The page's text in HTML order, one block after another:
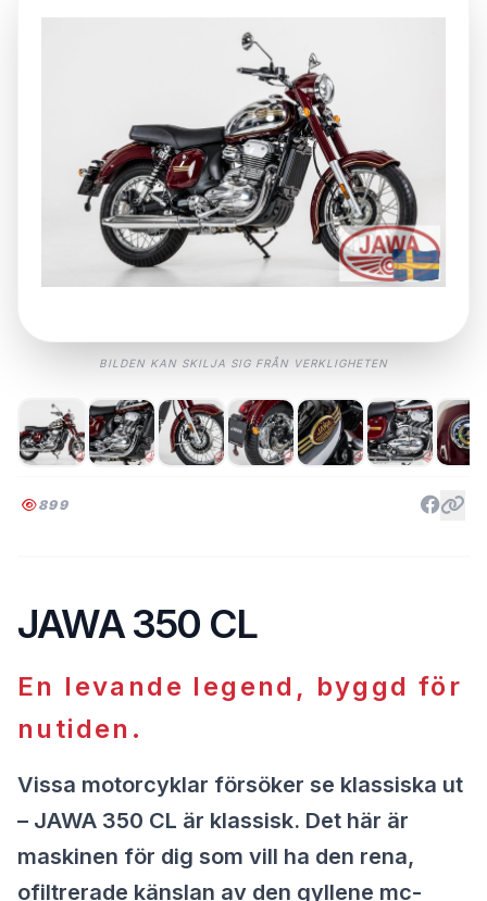
Du har rätt att när som helst begära utdrag på vilken
information vi har om dig, eller begära att dina
uppgifter raderas. Kontakta oss på
kundtjanst@kastberga.se.
GODKÄNN ALLT
BILDEN KAN SKILJA SIG FRÅN VERKLIGHETEN
899
JAWA 350 CL
En levande legend, byggd för
nutiden.
Vissa motorcyklar försöker se klassiska ut
– JAWA 350 CL är klassisk. Det här är
maskinen för dig som vill ha den rena,
ofiltrerade känslan av den gyllene mc-